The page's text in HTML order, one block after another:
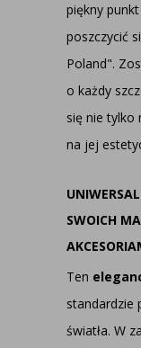
piękny
poszczycić
Poland".
o każdy
się nie tylko
na jej
SWOICH
Ten
standardzie
światła. W